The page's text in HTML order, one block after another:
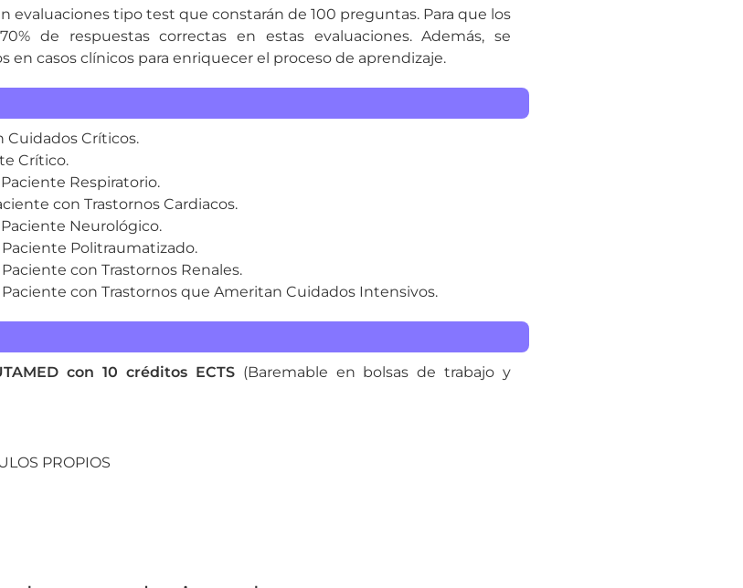
evaluaciones tipo test que constarán de 100 preguntas. Para que los
de respuestas correctas en estas evaluaciones. Además, se
casos clínicos para enriquecer el proceso de aprendizaje.
Cuidados Críticos.
Crítico.
Respiratorio.
con Trastornos Cardiacos.
Neurológico.
Politraumatizado.
con Trastornos Renales.
con Trastornos que Ameritan Cuidados Intensivos.
con 10 créditos ECTS(Baremable en bolsas de trabajo y